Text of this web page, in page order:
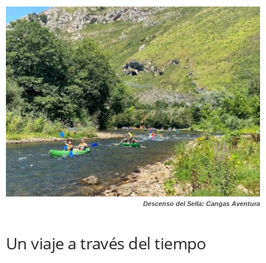
Descenso del Sella: Cangas Aventura
Un viaje a través del tiempo